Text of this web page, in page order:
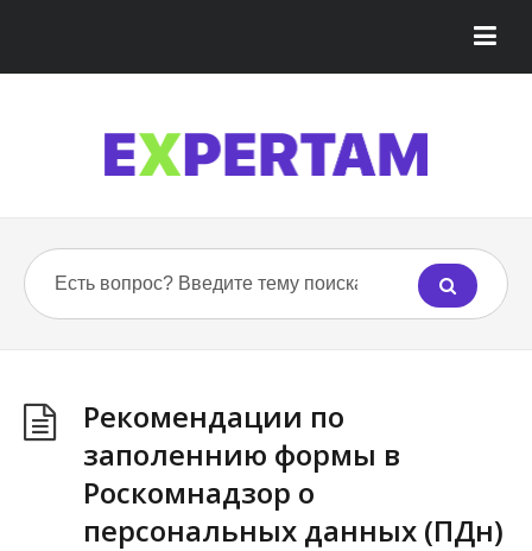
Рекомендации по
заполеннию формы в
Роскомнадзор о
персональных данных (ПДн)